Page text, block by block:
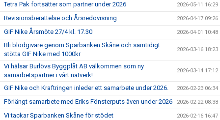
Tetra Pak fortsätter som partner under 2026 2026-05-11 16:29
Revisionsberättelse och Årsredovisning 2026-04-17 09:26
GIF Nike Årsmöte 27/4 kl. 17.30 2026-04-01 10:48
Bli blodgivare genom Sparbanken Skåne och samtidigt
stötta GIF Nike med 1000kr
2026-03-16 18:23
Vi hälsar Burlövs Byggplåt AB välkommen som ny
samarbetspartner i vårt nätverk!
2026-03-14 17:12
GIF Nike och Kraftringen inleder ett samarbete under 2026. 2026-02-23 06:34
Förlängt samarbete med Eriks Fönsterputs även under 2026 2026-02-22 08:38
Vi tackar Sparbanken Skåne för stödet 2026-02-16 16:47